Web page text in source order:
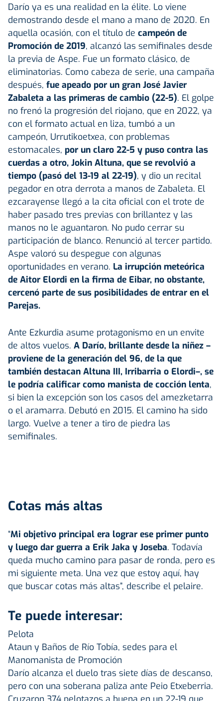
Darío ya es una realidad en la élite. Lo viene
demostrando desde el mano a mano de 2020. En
aquella ocasión, con el título de campeón de
Promoción de 2019, alcanzó las semifinales desde
la previa de Aspe. Fue un formato clásico, de
eliminatorias. Como cabeza de serie, una campaña
después, fue apeado por un gran José Javier
Zabaleta a las primeras de cambio (22-5). El golpe
no frenó la progresión del riojano, que en 2022, ya
con el formato actual en liza, tumbó a un
campeón, Urrutikoetxea, con problemas
estomacales, por un claro 22-5 y puso contra las
cuerdas a otro, Jokin Altuna, que se revolvió a
tiempo (pasó del 13-19 al 22-19), y dio un recital
pegador en otra derrota a manos de Zabaleta. El
ezcarayense llegó a la cita oficial con el trote de
haber pasado tres previas con brillantez y las
manos no le aguantaron. No pudo cerrar su
participación de blanco. Renunció al tercer partido.
Aspe valoró su despegue con algunas
oportunidades en verano. La irrupción meteórica
de Aitor Elordi en la firma de Eibar, no obstante,
cercenó parte de sus posibilidades de entrar en el
Parejas.
Ante Ezkurdia asume protagonismo en un envite
de altos vuelos. A Darío, brillante desde la niñez –
proviene de la generación del 96, de la que
también destacan Altuna III, Irribarria o Elordi–, se
le podría calificar como manista de cocción lenta,
si bien la excepción son los casos del amezketarra
o el aramarra. Debutó en 2015. El camino ha sido
largo. Vuelve a tener a tiro de piedra las
semifinales.
Cotas más altas
“Mi objetivo principal era lograr ese primer punto
y luego dar guerra a Erik Jaka y Joseba. Todavía
queda mucho camino para pasar de ronda, pero es
mi siguiente meta. Una vez que estoy aquí, hay
que buscar cotas más altas”, describe el pelaire.
Te puede interesar:
Pelota
Ataun y Baños de Río Tobía, sedes para el
Manomanista de Promoción
Darío alcanza el duelo tras siete días de descanso,
pero con una soberana paliza ante Peio Etxeberria.